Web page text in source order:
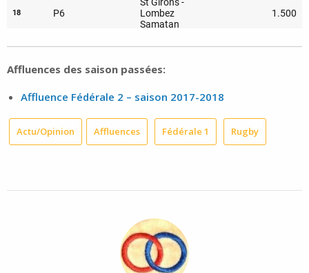
Affluences des saison passées:
Affluence Fédérale 2 – saison 2017-2018
Actu/Opinion Affluences Fédérale 1 Rugby